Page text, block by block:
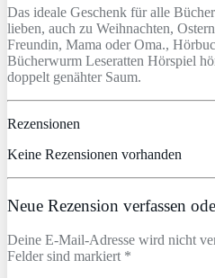
Das ideale Geschenk für alle
lieben, auch zu Weihnachten,
Freundin, Mama oder Oma.,
Bücherwurm Leseratten Hörspiel
doppelt genähter Saum.
Rezensionen
Keine Rezensionen vorhanden
Neue Rezension verfassen
Deine E-Mail-Adresse wird nicht
Felder sind markiert *